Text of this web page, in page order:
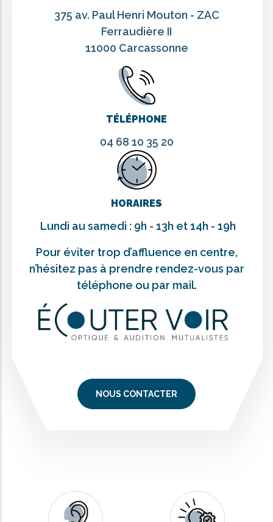
375 av. Paul Henri Mouton - ZAC
Ferraudière II
11000 Carcassonne
TÉLÉPHONE
04 68 10 35 20
HORAIRES
Lundi au samedi : 9h - 13h et 14h - 19h
Pour éviter trop d’affluence en centre,
n’hésitez pas à prendre rendez-vous par
téléphone ou par mail.
NOUS CONTACTER